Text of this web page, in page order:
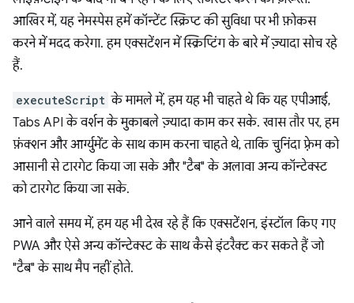
आखिर में, यह नेमस्पेस हमें कॉन्टेंट स्क्रिप्ट की सुविधा पर भी फ़ोकस
करने में मदद करेगा. हम एक्सटेंशन में स्क्रिप्टिंग के बारे में ज़्यादा सोच रहे
हैं.
executeScript के मामले में, हम यह भी चाहते थे कि यह एपीआई,
Tabs API के वर्शन के मुकाबले ज़्यादा काम कर सके. खास तौर पर, हम
फ़ंक्शन और आर्ग्युमेंट के साथ काम करना चाहते थे, ताकि चुनिंदा फ़्रेम को
आसानी से टारगेट किया जा सके और "टैब" के अलावा अन्य कॉन्टेक्स्ट
को टारगेट किया जा सके.
आने वाले समय में, हम यह भी देख रहे हैं कि एक्सटेंशन, इंस्टॉल किए गए
PWA और ऐसे अन्य कॉन्टेक्स्ट के साथ कैसे इंटरैक्ट कर सकते हैं जो
"टैब" के साथ मैप नहीं होते.